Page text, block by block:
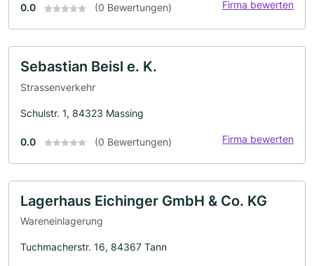
0.0 (0 Bewertungen) Firma bewerten
Sebastian Beisl e. K.
Strassenverkehr
Schulstr. 1, 84323 Massing
0.0 (0 Bewertungen) Firma bewerten
Lagerhaus Eichinger GmbH & Co. KG
Wareneinlagerung
Tuchmacherstr. 16, 84367 Tann